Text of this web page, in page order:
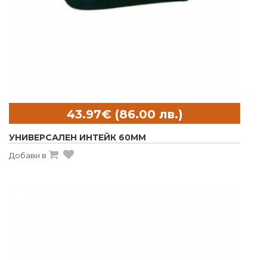
УНИВЕРСАЛЕН ИНТЕЙК 60MM
Добави в